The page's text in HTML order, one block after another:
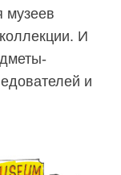
музеев
И
и